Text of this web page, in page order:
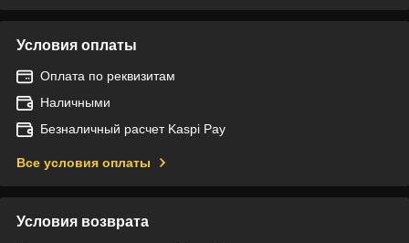
Условия оплаты
Оплата по реквизитам
Наличными
Безналичный расчет Kaspi Pay
Все условия оплаты
Условия возврата